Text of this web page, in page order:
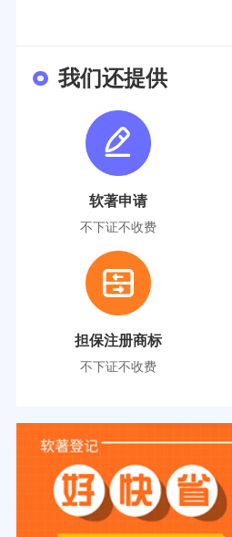
我们还提供
软著申请
不下证不收费
担保注册商标
不下证不收费